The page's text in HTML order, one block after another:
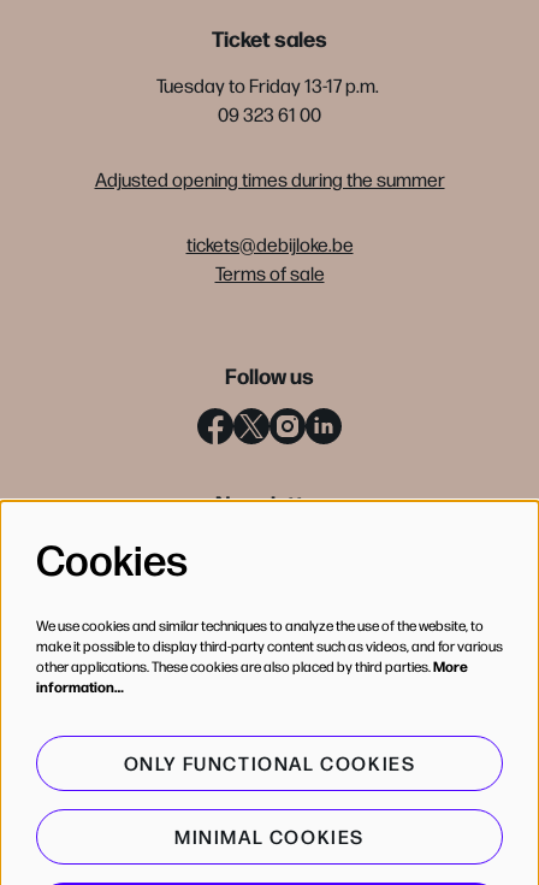
Ticket sales
Tuesday to Friday 13-17 p.m.
09 323 61 00
Adjusted opening times during the summer
tickets@debijloke.be
Terms of sale
Follow us
Newsletter
Cookies
We use cookies and similar techniques to analyze the use of the website, to
make it possible to display third-party content such as videos, and for various
other applications. These cookies are also placed by third parties.More
information…
ONLY FUNCTIONAL COOKIES
MINIMAL COOKIES